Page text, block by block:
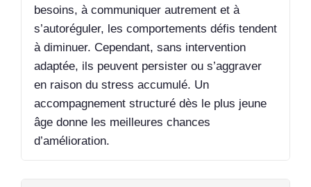
besoins, à communiquer autrement et à
s’autoréguler, les comportements défis tendent
à diminuer. Cependant, sans intervention
adaptée, ils peuvent persister ou s’aggraver
en raison du stress accumulé. Un
accompagnement structuré dès le plus jeune
âge donne les meilleures chances
d’amélioration.